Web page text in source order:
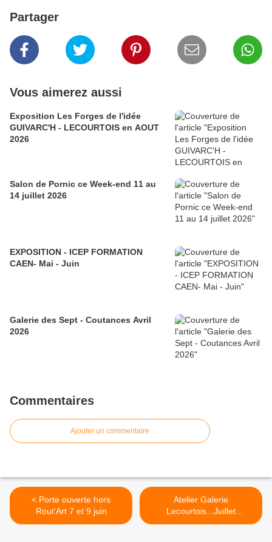
Partager
Vous aimerez aussi
Exposition Les Forges de l'idée
GUIVARC'H - LECOURTOIS en AOUT
2026
Salon de Pornic ce Week-end 11 au
14 juillet 2026
EXPOSITION - ICEP FORMATION
CAEN- Mai - Juin
Galerie des Sept - Coutances Avril
2026
Commentaires
Ajouter un commentaire
< Porte ouverte hors
Rout'Art 7 et 9 juin
Atelier Galerie
Lecourtois...Juillet
2014...CERENCES